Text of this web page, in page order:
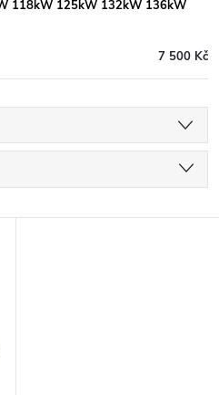
118kW 125kW 132kW 136kW
7 500 Kč